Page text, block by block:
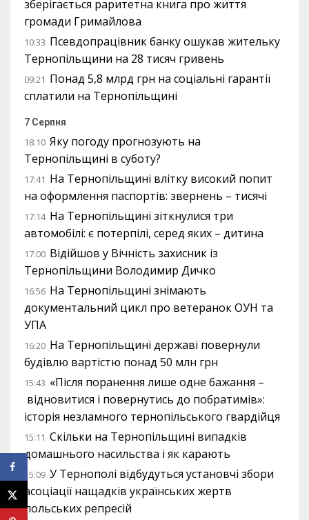
зберігається раритетна книга про життя
громади Гримайлова
10:33 Псевдопрацівник банку ошукав жительку
Тернопільщини на 28 тисяч гривень
09:21 Понад 5,8 млрд грн на соціальні гарантії
сплатили на Тернопільщині
7 Серпня
18:10 Яку погоду прогнозують на
Тернопільщині в суботу?
17:41 На Тернопільщині влітку високий попит
на оформлення паспортів: звернень – тисячі
17:14 На Тернопільщині зіткнулися три
автомобілі: є потерпілі, серед яких – дитина
17:00 Відійшов у Вічність захисник із
Тернопільщини Володимир Дичко
16:56 На Тернопільщині знімають
документальний цикл про ветеранок ОУН та
УПА
16:20 На Тернопільщині державі повернули
будівлю вартістю понад 50 млн грн
15:43 «Після поранення лише одне бажання –
відновитися і повернутись до побратимів»:
історія незламного тернопільського гвардійця
15:11 Скільки на Тернопільщині випадків
домашнього насильства і як карають
15:09 У Тернополі відбудуться установчі збори
асоціації нащадків українських жертв
польських репресій